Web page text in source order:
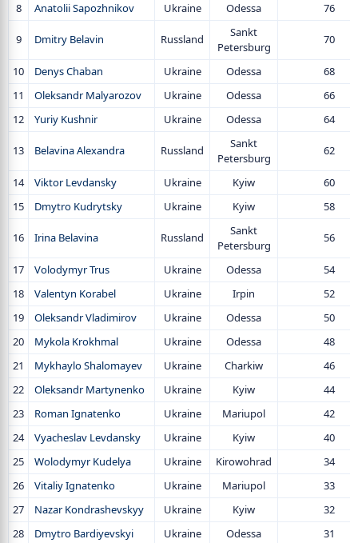
8
Anatolii Sapozhnikov Ukraine Odessa 76
9 Dmitry Belavin Russland
Sankt
Petersburg
70
10 Denys Chaban Ukraine Odessa
68
11
Oleksandr Malyarozov Ukraine Odessa
66
12
Yuriy Kushnir Ukraine Odessa 64
13 Belavina Alexandra Russland
Sankt
Petersburg
62
14 Viktor Levdansky Ukraine Kyiw
60
15
Dmytro Kudrytsky Ukraine Kyiw 58
16 Irina Belavina Russland
Sankt
Petersburg
56
17 Volodymyr Trus Ukraine Odessa
54
18
Valentyn Korabel Ukraine Irpin
52
19
Oleksandr Vladimirov Ukraine Odessa
50
20
Mykola Krokhmal Ukraine Odessa
48
21
Mykhaylo Shalomayev Ukraine Charkiw
46
22
Oleksandr Martynenko Ukraine Kyiw
44
23
Roman Ignatenko Ukraine Mariupol
42
24
Vyacheslav Levdansky Ukraine Kyiw
40
25
Wolodymyr Kudelya Ukraine Kirowohrad
34
26
Vitaliy Ignatenko Ukraine Mariupol
33
27
Nazar Kondrashevskyy Ukraine Kyiw
32
28
Dmytro Bardiyevskyi Ukraine Odessa 31